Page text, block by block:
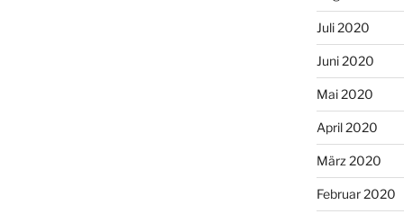
Juli 2020
Juni 2020
Mai 2020
April 2020
März 2020
Februar 2020